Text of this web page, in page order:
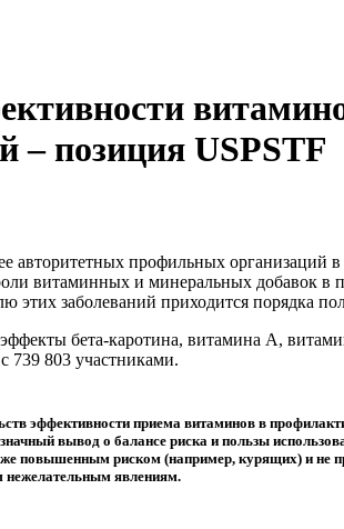
– позиция USPSTF
авторитетных профильных
витаминных и минеральных добавок
этих заболеваний приходится порядка
бета-каротина, витамина A,
739 803 участниками.
эффективности приема витаминов в
вывод о балансе риска и пользы
повышенным риском (например, курящих) и не
нежелательным явлениям.